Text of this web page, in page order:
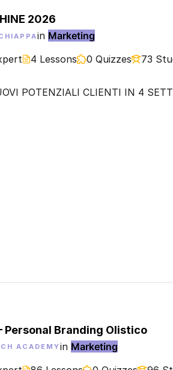
2026
in Marketing
4 Lessons 0 Quizzes 73
POTENZIALI CLIENTI IN 4
Personal Branding Olistico
ACADEMYin Marketing